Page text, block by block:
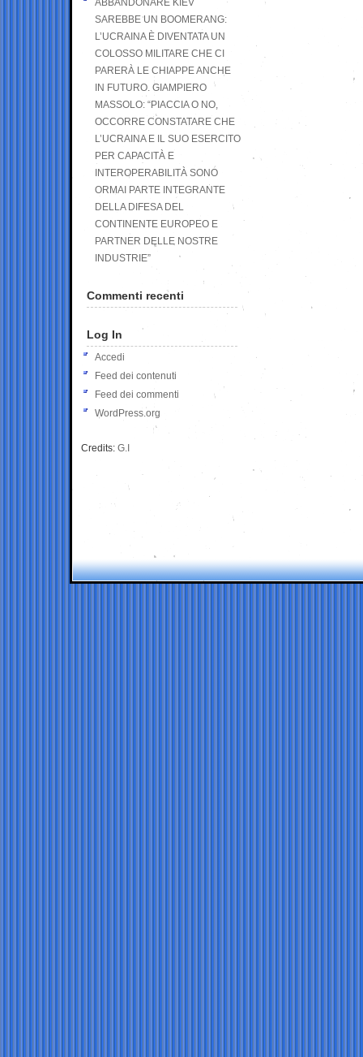
ABBANDONARE KIEV
SAREBBE UN BOOMERANG:
L’UCRAINA È DIVENTATA UN
COLOSSO MILITARE CHE CI
PARERÀ LE CHIAPPE ANCHE
IN FUTURO. GIAMPIERO
MASSOLO: “PIACCIA O NO,
OCCORRE CONSTATARE CHE
L’UCRAINA E IL SUO ESERCITO
PER CAPACITÀ E
INTEROPERABILITÀ SONO
ORMAI PARTE INTEGRANTE
DELLA DIFESA DEL
CONTINENTE EUROPEO E
PARTNER DELLE NOSTRE
INDUSTRIE”
Commenti recenti
Log In
Accedi
Feed dei contenuti
Feed dei commenti
WordPress.org
Credits: G.I